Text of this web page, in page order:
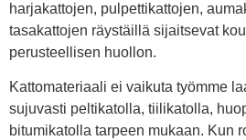
harjakattojen, pulpettikattojen,
tasakattojen räystäillä sijaitsevat
perusteellisen huollon.
Kattomateriaali ei vaikuta työmme
sujuvasti peltikatolla, tiilikatolla,
bitumikatolla tarpeen mukaan. Kun